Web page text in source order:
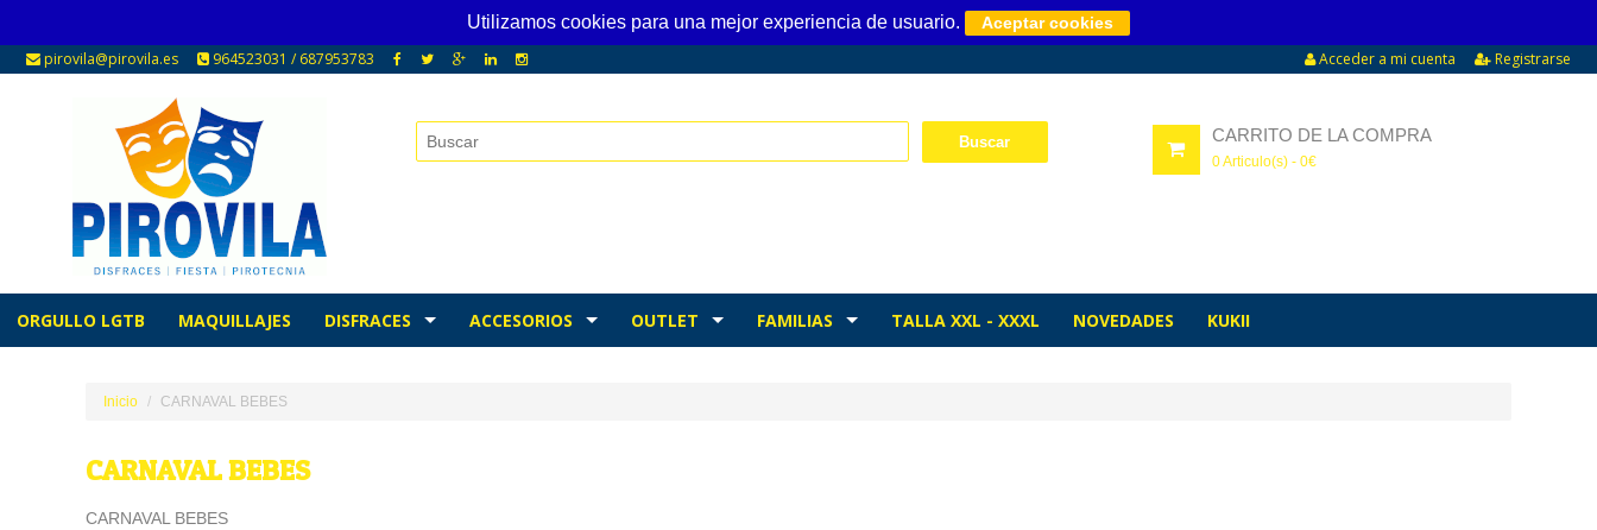
Utilizamos cookies para una mejor experiencia de usuario. Aceptar cookies
pirovila@pirovila.es 964523031 / 687953783 Acceder a mi cuenta Registrarse
CARRITO DE LA COMPRA
0Articulo(s) - 0€
ORGULLO LGTB MAQUILLAJES DISFRACES ACCESORIOS OUTLET FAMILIAS TALLA XXL - XXXL NOVEDADES KUKII
Inicio CARNAVAL BEBES
CARNAVAL BEBES
CARNAVAL BEBES